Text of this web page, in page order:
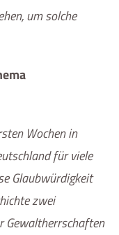
um solche
Wochen in
für viele
Glaubwürdigkeit
zwei
Gewaltherrschaften